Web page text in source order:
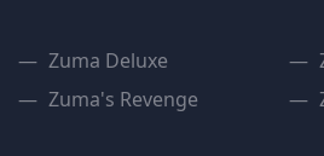
Zuma Deluxe
Zuma's Revenge